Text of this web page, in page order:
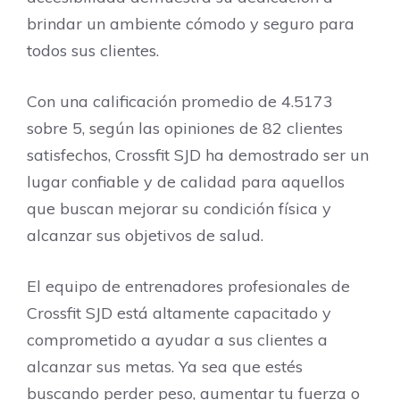
brindar un ambiente cómodo y seguro para
todos sus clientes.
Con una calificación promedio de 4.5173
sobre 5, según las opiniones de 82 clientes
satisfechos, Crossfit SJD ha demostrado ser un
lugar confiable y de calidad para aquellos
que buscan mejorar su condición física y
alcanzar sus objetivos de salud.
El equipo de entrenadores profesionales de
Crossfit SJD está altamente capacitado y
comprometido a ayudar a sus clientes a
alcanzar sus metas. Ya sea que estés
buscando perder peso, aumentar tu fuerza o